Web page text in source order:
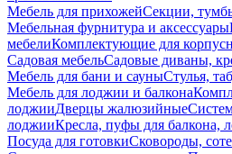
Мебель для прихожейСекции,
Мебельная фурнитура и аксессуары
мебелиКомплектующие для
Садовая мебельСадовые диваны,
Мебель для бани и сауныСтулья,
Мебель для лоджии и балкона
лоджииДверцы жалюзийные
лоджииКресла, пуфы для балкона,
Посуда для готовкиСковороды,